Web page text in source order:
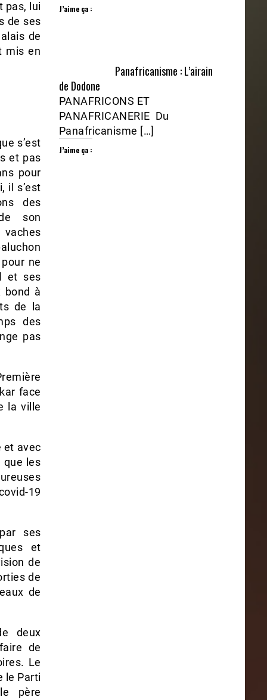
pas, lui
de ses
de
mis en
s’est
et pas
pour
il s’est
des
son
ne
et ses
bond à
de la
des
pas
face
la ville
et avec
que les
19
ses
et
de
de
de
deux
de
Le
le Parti
père
J’aime ça :
Panafricanisme : L’airain
de Dodone
PANAFRICONS ET
PANAFRICANERIE Du
Panafricanisme […]
J’aime ça :